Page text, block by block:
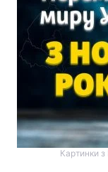
Картинки